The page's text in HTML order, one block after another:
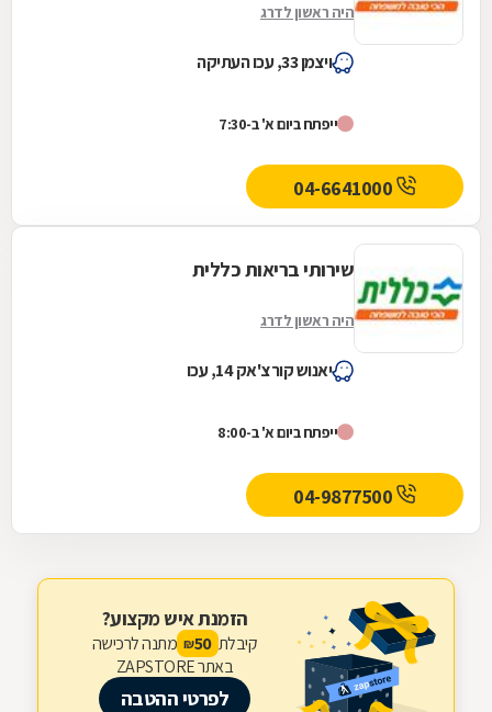
היה ראשון לדרג
ויצמן 33, עכו העתיקה
ייפתח ביום א' ב-7:30
שירותי בריאות כללית
היה ראשון לדרג
יאנוש קורצ'אק 14, עכו
ייפתח ביום א' ב-8:00
הזמנת איש מקצוע?
קיבלת 50
₪ מתנה לרכישה
באתר ZAPSTORE
לפרטי ההטבה